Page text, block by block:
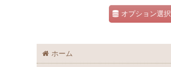
オプション選択
ホーム